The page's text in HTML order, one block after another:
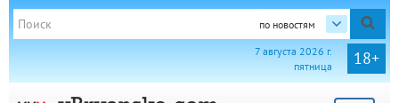
по новостям
18+
7 августа 2026 г.
пятница